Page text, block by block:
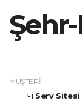
MÜŞTERI
Şehr-i Serv Sitesi